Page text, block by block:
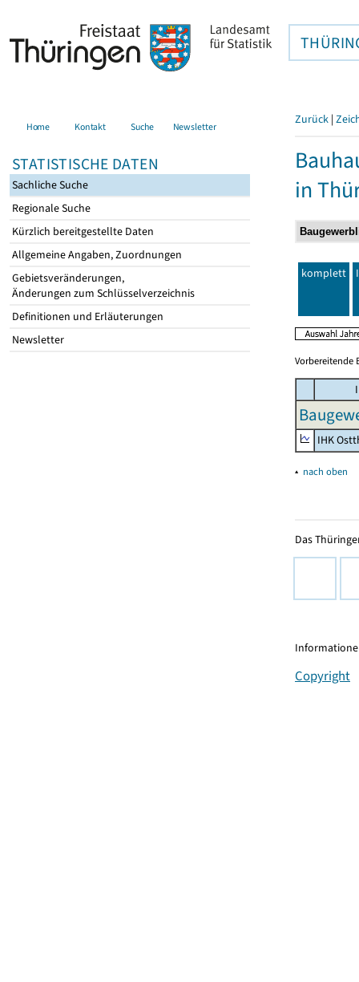
Home Kontakt Suche Newsletter
STATISTISCHE DATEN
Sachliche Suche
Regionale Suche
Kürzlich bereitgestellte Daten
Allgemeine Angaben, Zuordnungen
Gebietsveränderungen,
Änderungen zum Schlüsselverzeichnis
Definitionen und Erläuterungen
Newsletter
Zurück |
in
komplett
Vorbereitende
IHK
▴ nach oben
Das
Copyright